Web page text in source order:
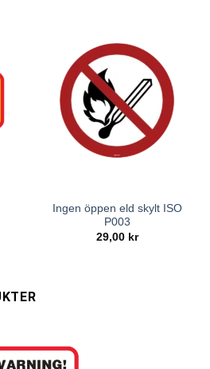
Ingen öppen eld skylt ISO
P003
29,00 kr